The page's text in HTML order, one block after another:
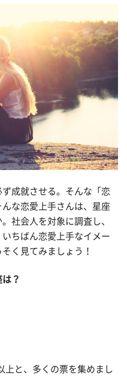
成就させる。そんな「恋
な恋愛上手さんは、星座
社会人を対象に調査し、
ちばん恋愛上手なイメー
く見てみましょう！
？
上と、多くの票を集めまし